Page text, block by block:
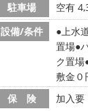
駐車場
空有
設備/条件
上水
置場
ク置場
敷金０
保 険
加入要